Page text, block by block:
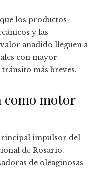
los productos
y las
añadido lleguen a
con mayor
más breves.
como motor
impulsor del
de Rosario.
de oleaginosas